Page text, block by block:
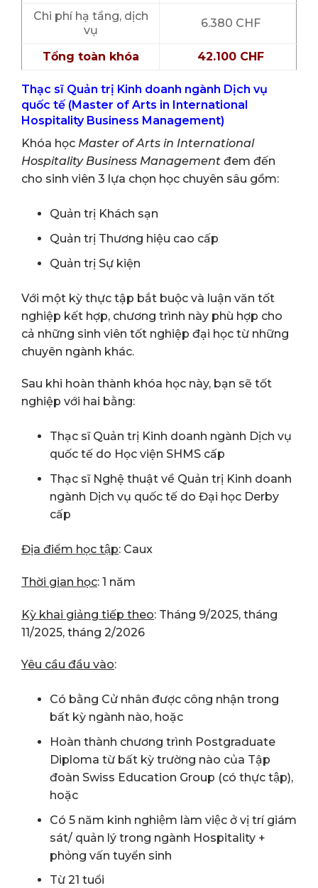
Chi phí hạ tầng, dịch
vụ
6.380 CHF
Tổng toàn khóa 42.100 CHF
Thạc sĩ Quản trị Kinh doanh ngành Dịch vụ
quốc tế (Master of Arts in International
Hospitality Business Management)
Khóa học Master of Arts in International
Hospitality Business Management đem đến
cho sinh viên 3 lựa chọn học chuyên sâu gồm:
Quản trị Khách sạn
Quản trị Thương hiệu cao cấp
Quản trị Sự kiện
Với một kỳ thực tập bắt buộc và luận văn tốt
nghiệp kết hợp, chương trình này phù hợp cho
cả những sinh viên tốt nghiệp đại học từ những
chuyên ngành khác.
Sau khi hoàn thành khóa học này, bạn sẽ tốt
nghiệp với hai bằng:
Thạc sĩ Quản trị Kinh doanh ngành Dịch vụ
quốc tế do Học viện SHMS cấp
Thạc sĩ Nghệ thuật về Quản trị Kinh doanh
ngành Dịch vụ quốc tế do Đại học Derby
cấp
Địa điểm học tập: Caux
Thời gian học: 1 năm
Kỳ khai giảng tiếp theo: Tháng 9/2025, tháng
11/2025, tháng 2/2026
Yêu cầu đầu vào:
Có bằng Cử nhân được công nhận trong
bất kỳ ngành nào, hoặc
Hoàn thành chương trình Postgraduate
Diploma từ bất kỳ trường nào của Tập
đoàn Swiss Education Group (có thực tập),
hoặc
Có 5 năm kinh nghiệm làm việc ở vị trí giám
sát/ quản lý trong ngành Hospitality +
phỏng vấn tuyển sinh
Từ 21 tuổi